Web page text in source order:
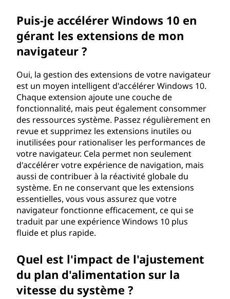
Puis-je accélérer Windows 10 en
gérant les extensions de mon
navigateur ?
Oui, la gestion des extensions de votre navigateur
est un moyen intelligent d'accélérer Windows 10.
Chaque extension ajoute une couche de
fonctionnalité, mais peut également consommer
des ressources système. Passez régulièrement en
revue et supprimez les extensions inutiles ou
inutilisées pour rationaliser les performances de
votre navigateur. Cela permet non seulement
d'accélérer votre expérience de navigation, mais
aussi de contribuer à la réactivité globale du
système. En ne conservant que les extensions
essentielles, vous vous assurez que votre
navigateur fonctionne efficacement, ce qui se
traduit par une expérience Windows 10 plus
fluide et plus rapide.
Quel est l'impact de l'ajustement
du plan d'alimentation sur la
vitesse du système ?